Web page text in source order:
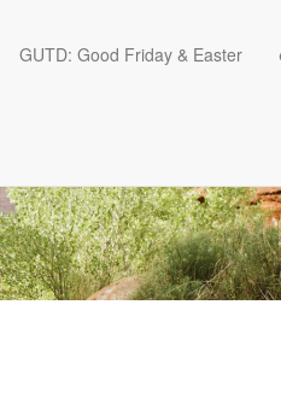
GUTD: Good Friday & Easter